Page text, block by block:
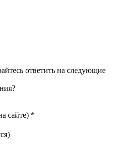
ответить на следующие
сайте) *